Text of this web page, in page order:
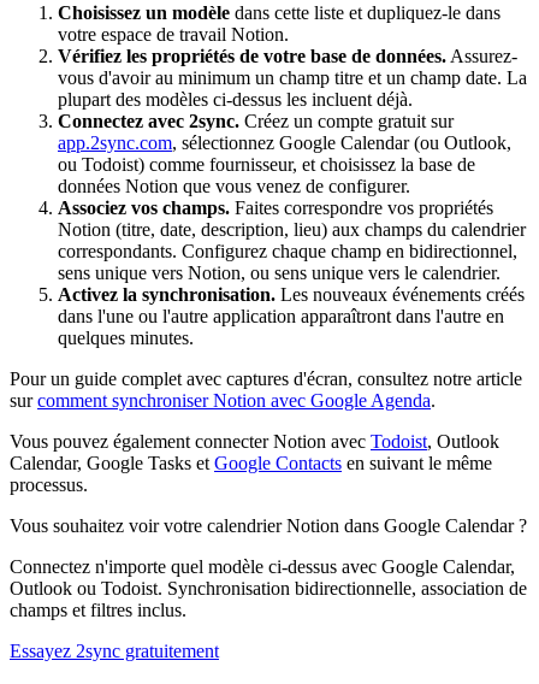
Choisissez un modèle dans cette liste et dupliquez-le dans
votre espace de travail Notion.
Vérifiez les propriétés de votre base de données. Assurez-
vous d'avoir au minimum un champ titre et un champ date. La
plupart des modèles ci-dessus les incluent déjà.
Connectez avec 2sync. Créez un compte gratuit sur
app.2sync.com, sélectionnez Google Calendar (ou Outlook,
ou Todoist) comme fournisseur, et choisissez la base de
données Notion que vous venez de configurer.
Associez vos champs. Faites correspondre vos propriétés
Notion (titre, date, description, lieu) aux champs du calendrier
correspondants. Configurez chaque champ en bidirectionnel,
sens unique vers Notion, ou sens unique vers le calendrier.
Activez la synchronisation. Les nouveaux événements créés
dans l'une ou l'autre application apparaîtront dans l'autre en
quelques minutes.
Pour un guide complet avec captures d'écran, consultez notre article
surcomment synchroniser Notion avec Google Agenda.
Vous pouvez également connecter Notion avec Todoist, Outlook
Calendar, Google Tasks et Google Contacts en suivant le même
processus.
Vous souhaitez voir votre calendrier Notion dans Google Calendar ?
Connectez n'importe quel modèle ci-dessus avec Google Calendar,
Outlook ou Todoist. Synchronisation bidirectionnelle, association de
champs et filtres inclus.
Essayez 2sync gratuitement